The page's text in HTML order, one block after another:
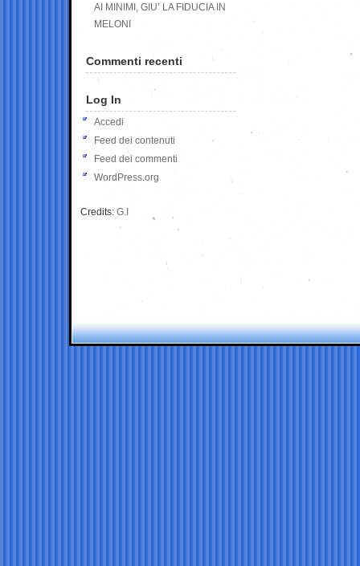
AI MINIMI, GIU’ LA FIDUCIA IN
MELONI
Commenti recenti
Log In
Accedi
Feed dei contenuti
Feed dei commenti
WordPress.org
Credits: G.I